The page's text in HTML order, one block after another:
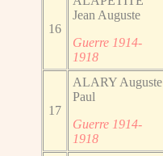
16
Jean Auguste
Guerre 1914-
1918
17
ALARY Auguste
Paul
Guerre 1914-
1918